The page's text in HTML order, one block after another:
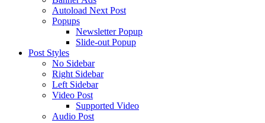
Autoload Next Post
Popups
Newsletter Popup
Slide-out Popup
Post Styles
No Sidebar
Right Sidebar
Left Sidebar
Video Post
Supported Video
Audio Post